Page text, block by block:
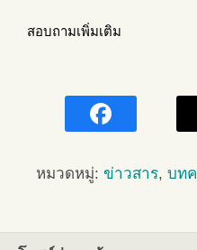
สอบถามเพิ่มเติม
หมวดหมู่: ข่าวสาร, บท